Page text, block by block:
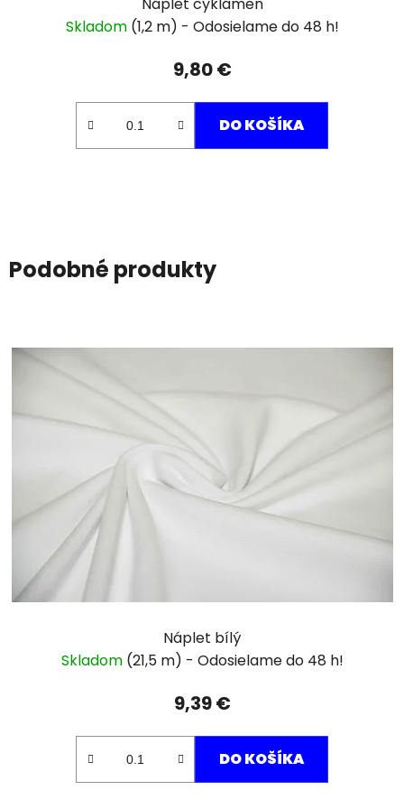
Náplet cyklámen
Skladom (1,2 m)
9,80 €
DO KOŠÍKA
Podobné produkty
Náplet bílý
Skladom (21,5 m)
9,39 €
DO KOŠÍKA